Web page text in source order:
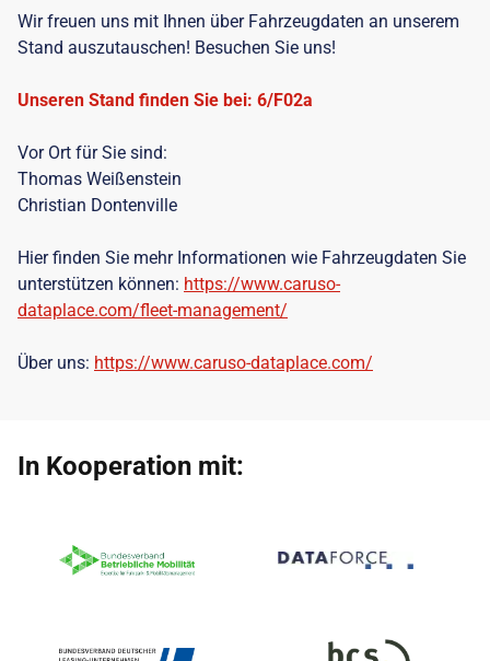
Wir freuen uns mit Ihnen über Fahrzeugdaten an unserem
Stand auszutauschen! Besuchen Sie uns!
Unseren Stand finden Sie bei: 6/F02a
Vor Ort für Sie sind:
Thomas Weißenstein
Christian Dontenville
Hier finden Sie mehr Informationen wie Fahrzeugdaten Sie
unterstützen können: https://www.caruso-
dataplace.com/fleet-management/
Über uns: https://www.caruso-dataplace.com/
In Kooperation mit: